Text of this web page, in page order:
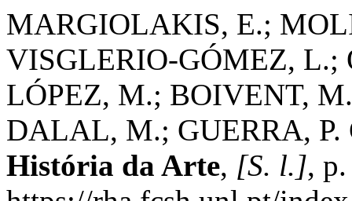
MARGIOLAKIS, E.;
VISGLERIO-GÓMEZ,
LÓPEZ, M.; BOIVENT,
DALAL, M.; GUERRA,
História da Arte, [S. l.],